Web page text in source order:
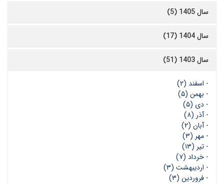
سال 1405 (5)
سال 1404 (17)
سال 1403 (51)
- اسفند (۲)
- بهمن (۵)
- دی (۵)
-آذر (۸)
-آبان (۲)
- مهر (۳)
- تیر (۱۳)
- خرداد (۷)
- اردیبهشت (۳)
- فروردین (۳)